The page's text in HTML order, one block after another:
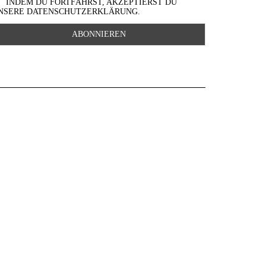
INDEM DU FORTFÄHRST, AKZEPTIERST DU
DATENSCHUTZERKLÄRUNG.